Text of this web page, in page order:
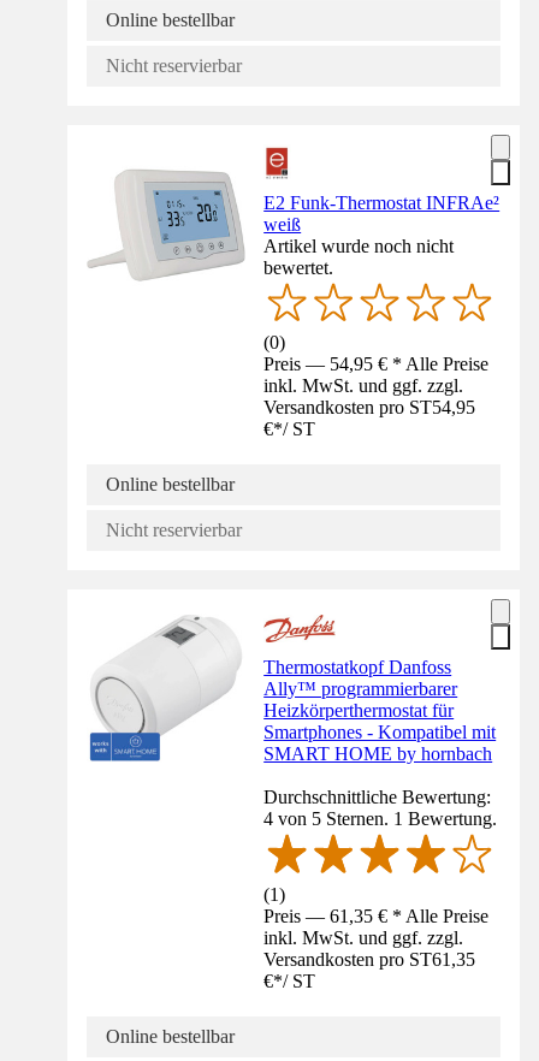
Online bestellbar
Nicht reservierbar
E2 Funk-Thermostat INFRAe²
weiß
Artikel wurde noch nicht
bewertet.
(0)
Preis — 54,95 € * Alle Preise
inkl. MwSt. und ggf. zzgl.
Versandkosten pro ST54,95
€*/ ST
Online bestellbar
Nicht reservierbar
Thermostatkopf Danfoss
Ally™ programmierbarer
Heizkörperthermostat für
Smartphones - Kompatibel mit
SMART HOME by hornbach
Durchschnittliche Bewertung:
4 von 5 Sternen. 1 Bewertung.
(1)
Preis — 61,35 € * Alle Preise
inkl. MwSt. und ggf. zzgl.
Versandkosten pro ST61,35
€*/ ST
Online bestellbar